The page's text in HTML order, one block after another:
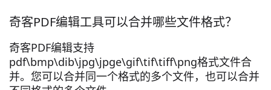
奇客PDF编辑工具可以合并哪些文件格式？
奇客PDF编辑支持
pdf\bmp\dib\jpg\jpge\gif\tif\tiff\png格式文件合
并。您可以合并同一个格式的多个文件，也可以合并